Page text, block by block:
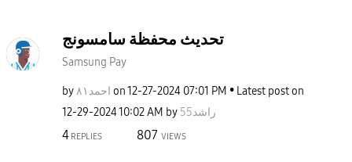
تحديث محفظة سامسونج
Samsung Pay
by احمد٨١ on‎12-27-2024 07:01 PM
Latest post on
‎12-29-202410:02 AM by راشد55
4 REPLIES 807 VIEWS